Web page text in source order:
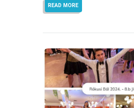
READ MORE